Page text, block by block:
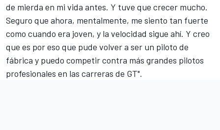
de mierda en mi vida antes. Y tuve que crecer mucho.
Seguro que ahora, mentalmente, me siento tan fuerte
como cuando era joven, y la velocidad sigue ahí. Y creo
que es por eso que pude volver a ser un piloto de
fábrica y puedo competir contra más grandes pilotos
profesionales en las carreras de GT".